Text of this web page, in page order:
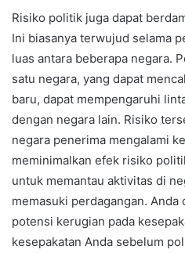
Risiko politik juga dapat
Ini biasanya terwujud selama
luas antara beberapa negara.
satu negara, yang dapat
baru, dapat mempengaruhi
dengan negara lain. Risiko
negara penerima mengalami
meminimalkan efek risiko
untuk memantau aktivitas di
memasuki perdagangan.
potensi kerugian pada
kesepakatan Anda sebelum